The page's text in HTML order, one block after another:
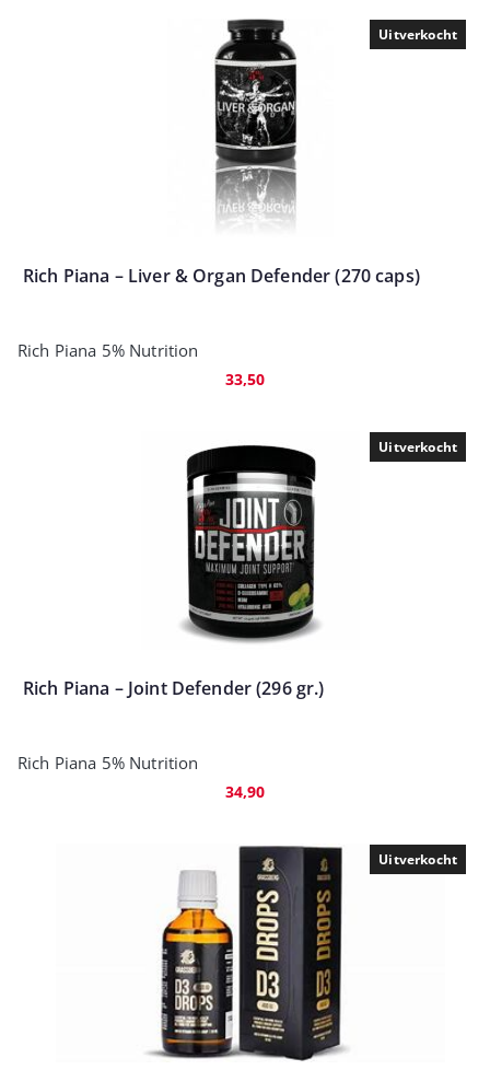
Uitverkocht
Rich Piana – Liver & Organ Defender (270 caps)
Rich Piana 5% Nutrition
33,50
Uitverkocht
Rich Piana – Joint Defender (296 gr.)
Rich Piana 5% Nutrition
34,90
Uitverkocht